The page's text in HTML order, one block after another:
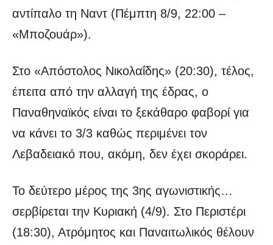
αντίπαλο τη Ναντ (Πέμπτη 8/9, 22:00 –
«Μποζουάρ»).
Στο «Απόστολος Νικολαΐδης» (20:30), τέλος,
έπειτα από την αλλαγή της έδρας, ο
Παναθηναϊκός είναι το ξεκάθαρο φαβορί για
να κάνει το 3/3 καθώς περιμένει τον
Λεβαδειακό που, ακόμη, δεν έχει σκοράρει.
Το δεύτερο μέρος της 3ης αγωνιστικής…
σερβίρεται την Κυριακή (4/9). Στο Περιστέρι
(18:30), Ατρόμητος και Παναιτωλικός θέλουν